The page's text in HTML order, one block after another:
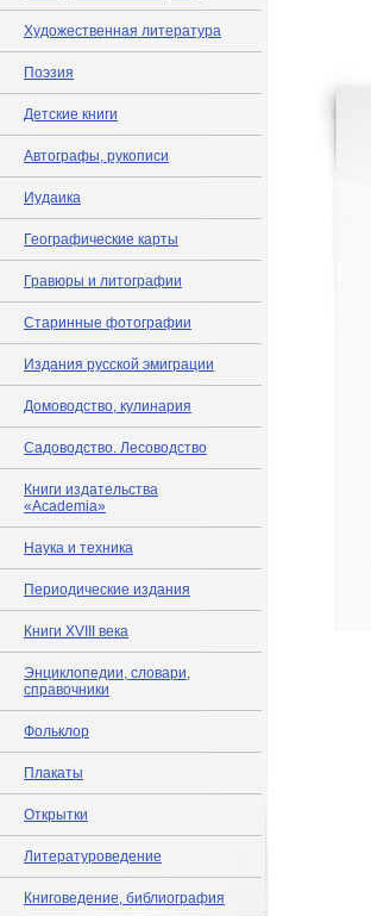
Художественная литература
Поэзия
Детские книги
Автографы, рукописи
Иудаика
Географические карты
Гравюры и литографии
Старинные фотографии
Издания русской эмиграции
Домоводство, кулинария
Садоводство. Лесоводство
Книги издательства
«Academia»
Наука и техника
Периодические издания
Книги XVIII века
Энциклопедии, словари,
справочники
Фольклор
Плакаты
Открытки
Литературоведение
Книговедение, библиография